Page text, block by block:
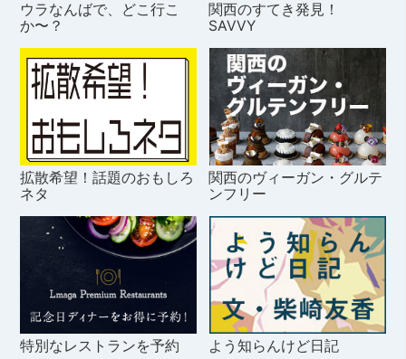
ウラなんばで、どこ行こ
か〜？
関西のすてき発見！
SAVVY
拡散希望！話題のおもしろ
ネタ
関西のヴィーガン・グルテ
ンフリー
特別なレストランを予約 よう知らんけど日記